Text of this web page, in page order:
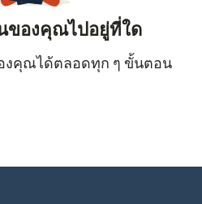
ของคุณไปอยู่ที่ใด
งคุณได้ตลอดทุก ๆ ขั้นตอน